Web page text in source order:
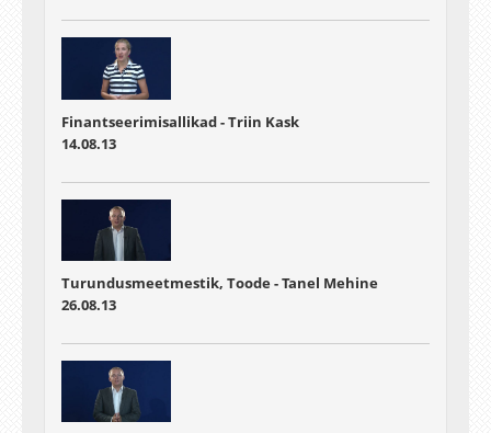
Finantseerimisallikad - Triin Kask
14.08.13
Turundusmeetmestik, Toode - Tanel Mehine
26.08.13